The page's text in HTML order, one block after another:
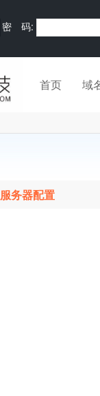
密 码:
首页 域
服务器配置